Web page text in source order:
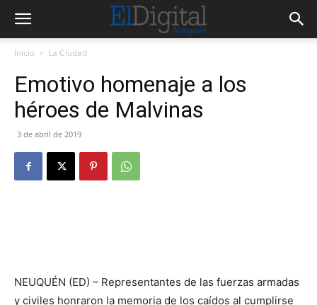
Inicio La Ciudad
Emotivo homenaje a los
héroes de Malvinas
3 de abril de 2019
NEUQUÉN (ED) – Representantes de las fuerzas armadas
y civiles honraron la memoria de los caídos al cumplirse